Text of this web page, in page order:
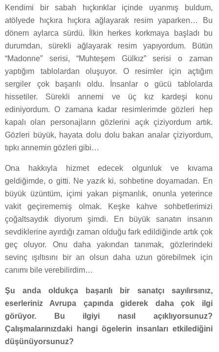
Kendimi bir sabah hıçkırıklar içinde uyanmış buldum,
atölyede hıçkıra hıçkıra ağlayarak resim yaparken… Bu
dönem aylarca sürdü. İlkin herkes korkmaya başladı bu
durumdan, sürekli ağlayarak resim yapıyordum. Bütün
“Madonne” serisi, “Muhteşem Gülkız” serisi o zaman
yaptığım tablolardan oluşuyor. O resimler için açtığım
sergiler çok başarılı oldu. İnsanlar o gücü tablolarda
hissetiler. Sürekli annemi ve üç kız kardeşi konu
ediniyordum. O zamana kadar resimlerimde gözleri hep
kapalı olan personajların gözlerini açık çiziyordum artık.
Gözleri büyük, hayata dolu dolu bakan analar çiziyordum,
tıpkı annemin gözleri gibi…
Ona hakkıyla hizmet edecek olgunluk ve kıvama
geldiğimde, o gitti. Ne yazık ki, sohbetine doyamadan. En
büyük üzüntüm, içimi yakan pişmanlık, onunla yeterince
vakit geçirememiş olmak. Keşke kahve sohbetlerimizi
çoğaltsaydık diyorum şimdi. En büyük sanatın insanın
sevdiklerine ayırdığı zaman olduğu fark edildiğinde artık çok
geç oluyor. Onu daha yakından tanımak, gözlerindeki
sevinç ışıltısını bir an olsun daha uzun görebilmek için
canımı bile verebilirdim…
Şu anda oldukça başarılı bir sanatçı sayılırsınız,
eserleriniz Avrupa çapında giderek daha çok ilgi
görüyor. Bu ilgiyi nasıl açıklıyorsunuz?
Çalışmalarınızdaki hangi ögelerin insanları etkilediğini
düşünüyorsunuz?